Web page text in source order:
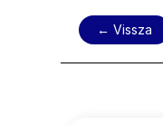
← Vissza